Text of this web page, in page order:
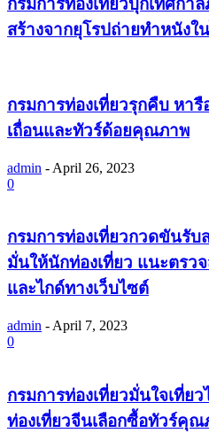
กรมการท่องเที่ยวบุกเทศกา
สร้างจากยุโรปถ่ายทำหนังใ
กรมการท่องเที่ยวรุกคืบ หา
เถื่อนและทัวร์ด้อยคุณภาพ
admin - April 26, 2023
0
กรมการท่องเที่ยวกวดขันรับ
มั่นให้นักท่องเที่ยว แนะตร
และไกด์ทางเว็บไซต์
admin - April 7, 2023
0
กรมการท่องเที่ยวมั่นใจเที่ย
ท่องเที่ยวจีนเลือกซื้อทัวร์คุณ